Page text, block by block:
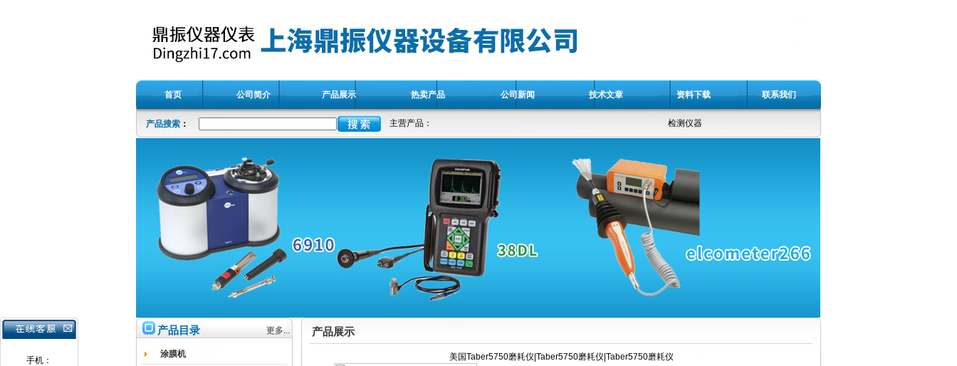
首页 公司简介 产品展示 热卖产品 公司新闻 技术文章 资料下载 联系我们
产品搜索 ： 主营产品： 检测仪器
手机：
产品目录 更多...
涂膜机
产品展示
美国Taber5750磨耗仪|Taber5750磨耗仪|Taber5750磨耗仪